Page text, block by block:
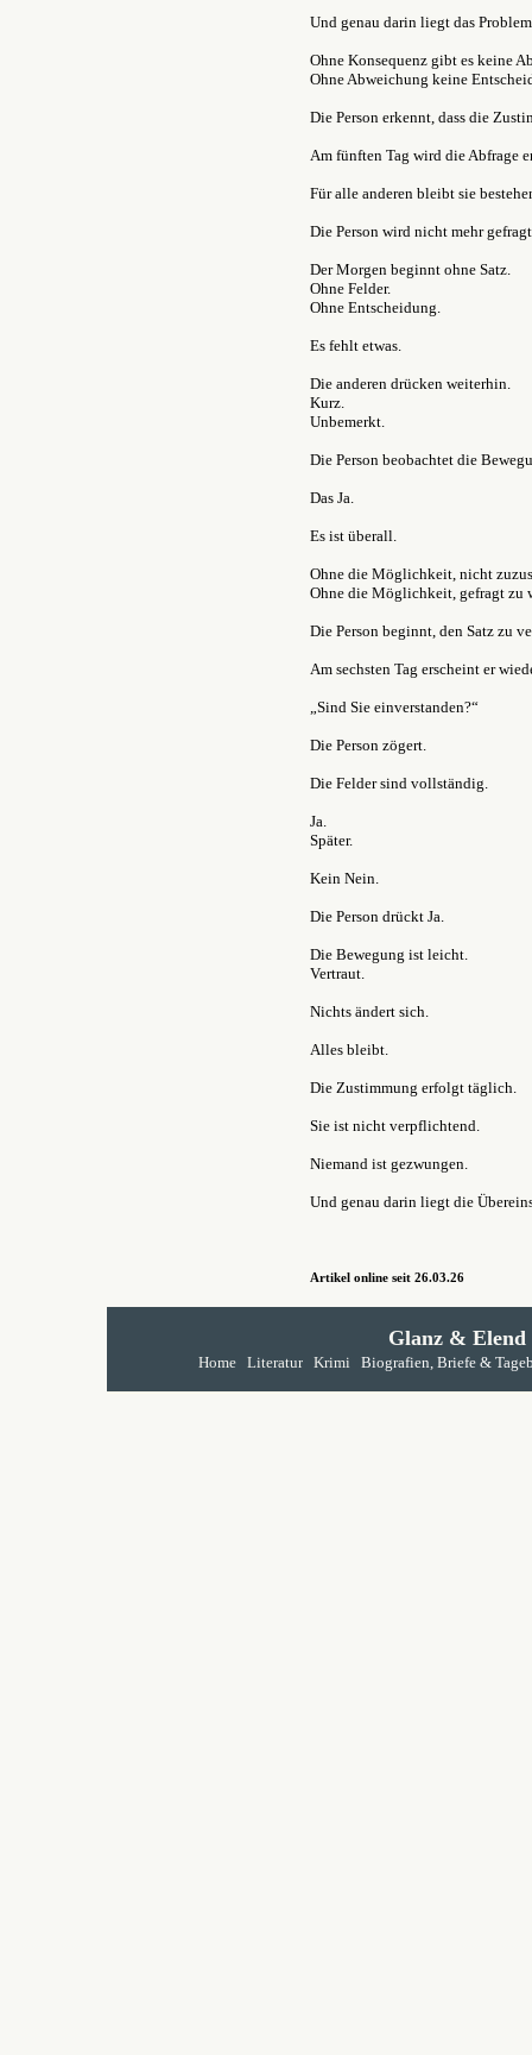
Und genau darin liegt das
Ohne Konsequenz gibt es keine
Ohne Abweichung keine
Die Person erkennt, dass die
Am fünften Tag wird die Abfrage
Für alle anderen bleibt sie
Die Person wird nicht mehr
Der Morgen beginnt ohne Satz.
Ohne Felder.
Ohne Entscheidung.
Es fehlt etwas.
Die anderen drücken weiterhin.
Kurz.
Unbemerkt.
Die Person beobachtet die
Das Ja.
Es ist überall.
Ohne die Möglichkeit, nicht
Ohne die Möglichkeit, gefragt zu
Die Person beginnt, den Satz zu
Am sechsten Tag erscheint er
„Sind Sie einverstanden?“
Die Person zögert.
Die Felder sind vollständig.
Ja.
Später.
Kein Nein.
Die Person drückt Ja.
Die Bewegung ist leicht.
Vertraut.
Nichts ändert sich.
Alles bleibt.
Die Zustimmung erfolgt täglich.
Sie ist nicht verpflichtend.
Niemand ist gezwungen.
Und genau darin liegt die
Artikel online seit 26.03.26
Glanz & Elend
Home Literatur Krimi Biografien, Briefe &